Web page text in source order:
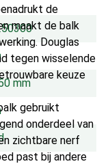
de
maakt de balk
Douglas
tegen wisselende
keuze
gebruikt
onderdeel van
zichtbare nerf
past bij andere
mm